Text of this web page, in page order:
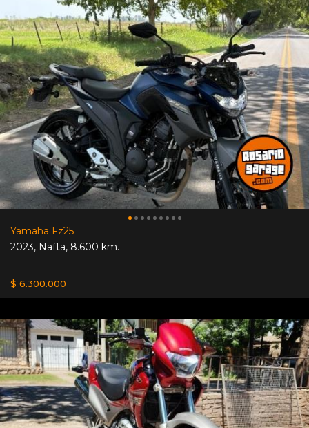
Yamaha Fz25
2023, Nafta, 8.600 km.
$ 6.300.000